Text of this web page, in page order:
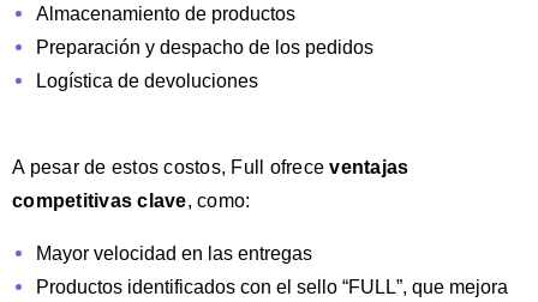
Almacenamiento de productos
Preparación y despacho de los pedidos
Logística de devoluciones
A pesar de estos costos, Full ofreceventajas
competitivas clave, como:
Mayor velocidad en las entregas
Productos identificados con el sello “FULL”, que mejora